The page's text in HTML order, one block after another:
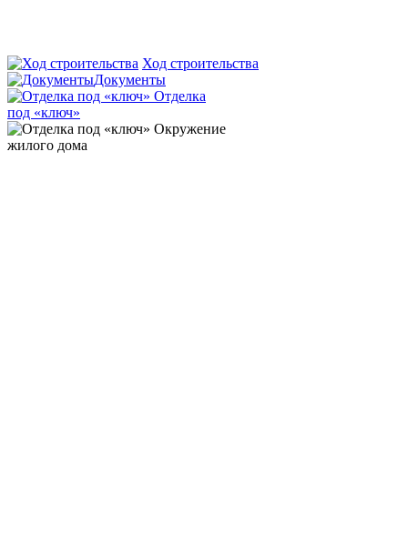
Ход строительства
Документы
Отделка
под «ключ»
Окружение
жилого дома